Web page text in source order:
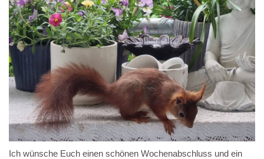
Ich wünsche Euch einen schönen Wochenabschluss und ein